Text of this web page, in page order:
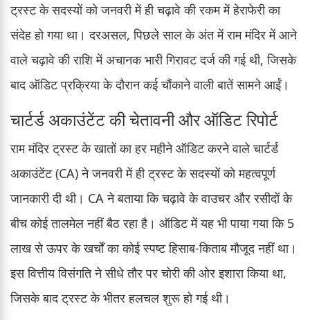
ट्रस्ट के सदस्यों को जनवरी में ही चढ़ावे की रकम में हेराफेरी का
संदेह हो गया था। दरअसल, पिछले साल के अंत में राम मंदिर में आने
वाले चढ़ावे की राशि में अचानक भारी गिरावट दर्ज की गई थी, जिसके
बाद ऑडिट प्रक्रिया के दौरान कई चौंकाने वाली बातें सामने आईं।
चार्टर्ड अकाउंटेंट की चेतावनी और ऑडिट रिपोर्ट
राम मंदिर ट्रस्ट के खातों का हर महीने ऑडिट करने वाले चार्टर्ड
अकाउंटेंट (CA) ने जनवरी में ही ट्रस्ट के सदस्यों को महत्वपूर्ण
जानकारी दी थी। CA ने बताया कि चढ़ावे के वाउचर और रसीदों के
बीच कोई तालमेल नहीं बैठ रहा है। ऑडिट में यह भी पाया गया कि 5
लाख से ऊपर के खर्चों का कोई स्पष्ट हिसाब-किताब मौजूद नहीं था।
इस वित्तीय विसंगति ने सीधे तौर पर चोरी की ओर इशारा किया था,
जिसके बाद ट्रस्ट के भीतर हलचल शुरू हो गई थी।